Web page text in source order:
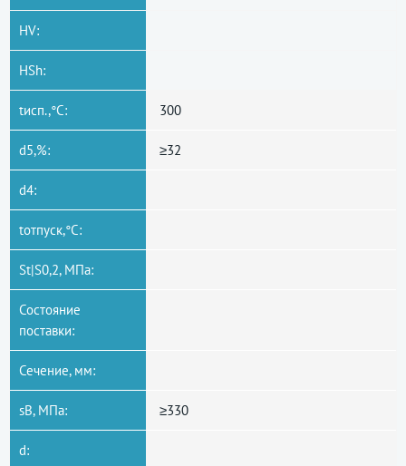
HV:
HSh:
tисп.,°C: 300
d5,%: ≥32
d4:
tотпуск,°C:
St|S0,2, МПа:
Состояние
поставки:
Сечение, мм:
sB, МПа: ≥330
d: